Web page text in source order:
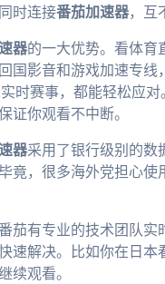
时连接番茄加速器，互
器的一大优势。看体育
国影音和游戏加速专
时赛事，都能轻松应
证你观看不中断。
器采用了银行级别的数
竟，很多海外党担心
茄有专业的技术团队实
速解决。比如你在日
续观看。